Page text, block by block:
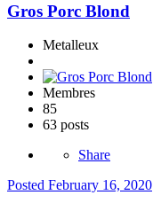
Gros Porc Blond
Metalleux
Membres
85
63 posts
Share
Posted February 16, 2020